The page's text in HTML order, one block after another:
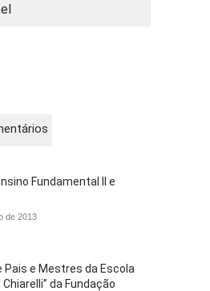
Fundamental II e
de 2013
Pais e Mestres da Escola
da Fundação